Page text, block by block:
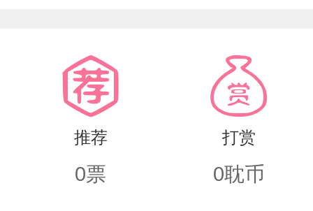
鬼子》……宋永明：诶对！快快快，这
鱼，得把肉挖出来蘸着底汤吃，也不
爽文，吃吃喝喝搞事业。
推荐
0票
打赏
0耽币